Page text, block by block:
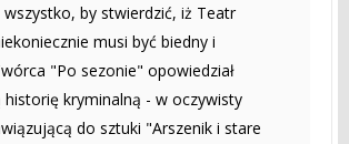
wszystko, by stwierdzić, iż Teatr
musi być biedny i
"Po sezonie" opowiedział
historię kryminalną - w oczywisty
do sztuki "Arszenik i stare